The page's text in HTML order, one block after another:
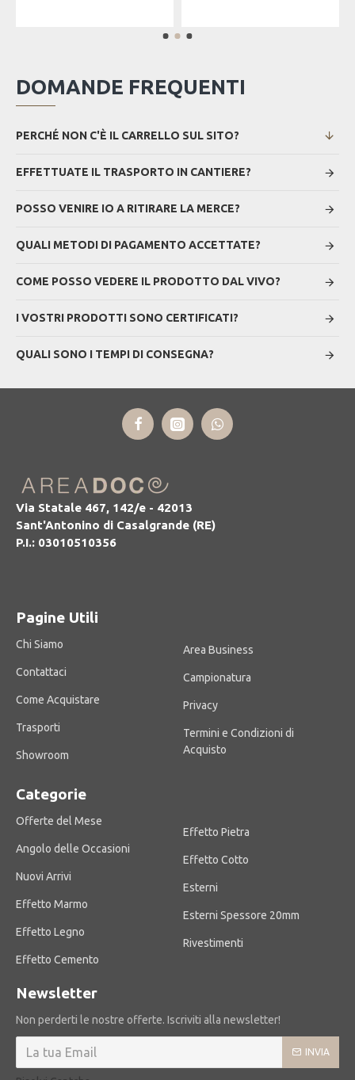
DOMANDE FREQUENTI
PERCHÉ NON C'È IL CARRELLO SUL SITO?
EFFETTUATE IL TRASPORTO IN CANTIERE?
POSSO VENIRE IO A RITIRARE LA MERCE?
QUALI METODI DI PAGAMENTO ACCETTATE?
COME POSSO VEDERE IL PRODOTTO DAL VIVO?
I VOSTRI PRODOTTI SONO CERTIFICATI?
QUALI SONO I TEMPI DI CONSEGNA?
Via Statale 467, 142/e - 42013
Sant'Antonino di Casalgrande (RE)
P.I.: 03010510356
Pagine Utili
Chi Siamo
Contattaci
Come Acquistare
Trasporti
Showroom
Area Business
Campionatura
Privacy
Termini e Condizioni di
Acquisto
Categorie
Offerte del Mese
Angolo delle Occasioni
Nuovi Arrivi
Effetto Marmo
Effetto Legno
Effetto Cemento
Effetto Pietra
Effetto Cotto
Esterni
Esterni Spessore 20mm
Rivestimenti
Newsletter
Non perderti le nostre offerte. Iscriviti alla newsletter!
INVIA